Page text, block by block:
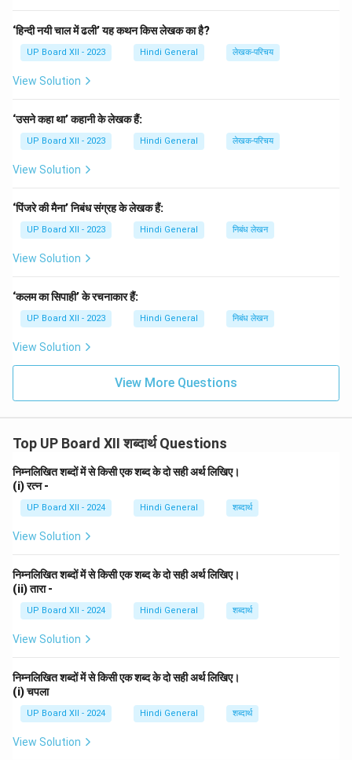
‘हिन्दी नयी चाल में ढली’ यह कथन किस लेखक का है?
UP Board XII - 2023 Hindi General लेखक-परिचय
View Solution
‘उसने कहा था’ कहानी के लेखक हैं:
UP Board XII - 2023 Hindi General लेखक-परिचय
View Solution
‘पिंजरे की मैना’ निबंध संग्रह के लेखक हैं:
UP Board XII - 2023 Hindi General निबंध लेखन
View Solution
‘कलम का सिपाही’ के रचनाकार हैं:
UP Board XII - 2023 Hindi General निबंध लेखन
View Solution
View More Questions
Top UP Board XII शब्दार्थ Questions
निम्नलिखित शब्दों में से किसी एक शब्द के दो सही अर्थ लिखिए।
(i) रत्न -
UP Board XII - 2024 Hindi General शब्दार्थ
View Solution
निम्नलिखित शब्दों में से किसी एक शब्द के दो सही अर्थ लिखिए।
(ii) तारा -
UP Board XII - 2024 Hindi General शब्दार्थ
View Solution
निम्नलिखित शब्दों में से किसी एक शब्द के दो सही अर्थ लिखिए।
(i) चपला
UP Board XII - 2024 Hindi General शब्दार्थ
View Solution